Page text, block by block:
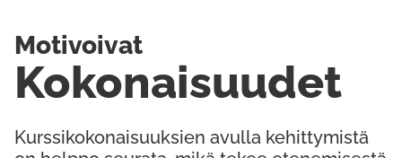
Kurssikokonaisuuksien avulla kehittymistä
Kokonaisuudet
Motivoivat